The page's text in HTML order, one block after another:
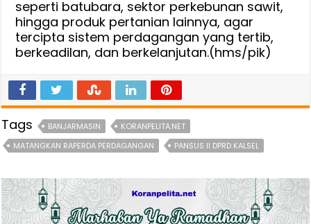
seperti batubara, sektor perkebunan sawit,
hingga produk pertanian lainnya, agar
tercipta sistem perdagangan yang tertib,
berkeadilan, dan berkelanjutan.(hms/pik)
Tags BANJARMASIN
KORANPELITA.NET
MATANGKAN RAPERDA PERDAGANGAN
PANSUS II DPRD KALSEL